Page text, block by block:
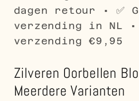
-
Bloemetjes
-
Bloemetjes
dagen retour • ✅
verzending in NL •
verzending €9,95
Zilveren Oorbellen
Meerdere Varianten